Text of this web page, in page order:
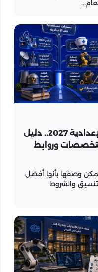
بدائل الثانوية العامة بعد الإعدادية 2027.. دليل
وروابط
وصفها بأنها أفضل
والشروط